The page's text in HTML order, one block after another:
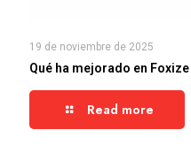
19 de noviembre de 2025
Qué ha mejorado en
Read more